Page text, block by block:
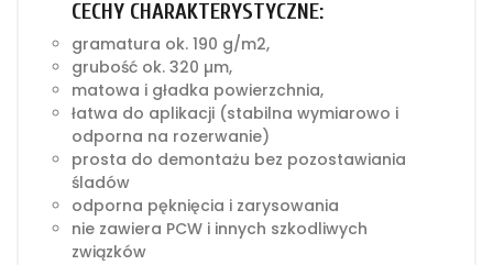
CECHY CHARAKTERYSTYCZNE:
gramatura ok. 190 g/m2,
grubość ok. 320 µm,
matowa i gładka powierzchnia,
łatwa do aplikacji (stabilna wymiarowo i
odporna na rozerwanie)
prosta do demontażu bez pozostawiania
śladów
odporna pęknięcia i zarysowania
nie zawiera PCW i innych szkodliwych
związków